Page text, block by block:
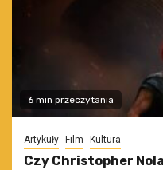
6 min przeczytania
Artykuły Film Kultura
Czy Christopher